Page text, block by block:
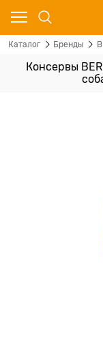
Каталог Бренды
Консервы